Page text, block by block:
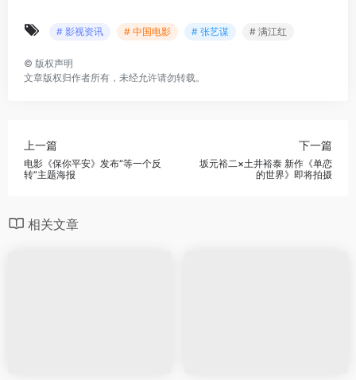
# 影视资讯 # 中国电影 # 张艺谋 # 满江红
© 版权声明
文章版权归作者所有，未经允许请勿转载。
上一篇
电影《保你平安》发布“等一个反
转”主题海报
下一篇
坂元裕二×土井裕泰 新作《单恋
的世界》即将拍摄
相关文章